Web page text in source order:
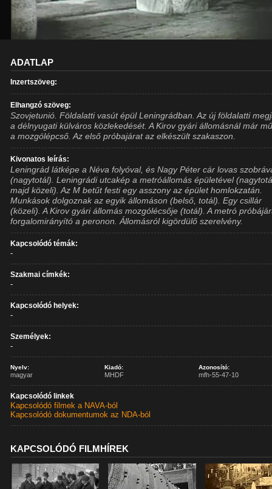
ADATLAP
Inzertszöveg:
Elhangzó szöveg:
Szovjetunió. Földalatti vasút épül Leningrádban. Az új földalatti
a délnyugati külváros közlekedését. A Kirov gyári állomásnál már
a mozgólépcső. Az első próbajárat az elkészült szakaszon.
Kivonatos leírás:
Leningrád látképe a Néva folyóval, és Nagy Péter cár lovas
(nagytotál). Leningrádi utcakép a metróállomás épületével
majd közeli). Az M betűt festi egy asszony az épület homlokzatán.
Munkások dolgoznak az egyik állomáson (belső, totál). Egy csillár
(közeli). A Kirov gyári állomás mozgólécsője (totál). A metró
forgalomirányító a peronon. Állomásról kigördülő szerelvény.
Kapcsolódó témák:
-
Szakmai címkék:
-
Kapcsolódó helyek:
-
Személyek:
-
Nyelv:
magyar
Kiadó:
MHDF
Azonosító:
mfh-55-47-10
Kapcsolódó linkek
Kapcsolódó filmek a NAVA-ból
Kapcsolódó dokumentumok az NDA-ból
KAPCSOLÓDÓ FILMHÍREK